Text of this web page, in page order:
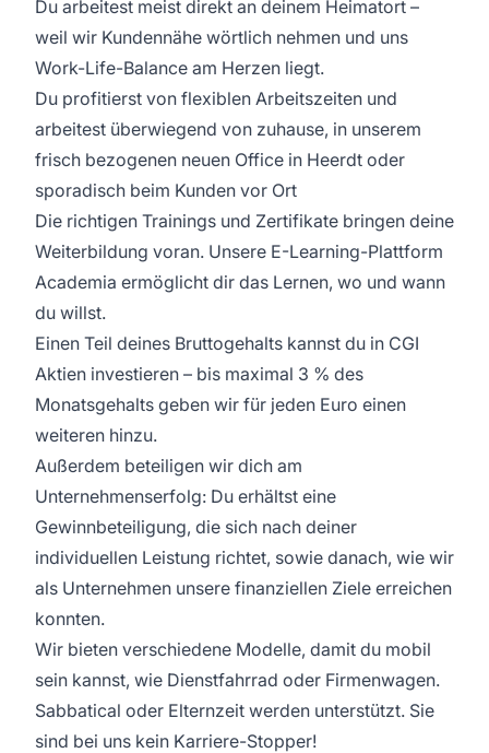
Du arbeitest meist direkt an deinem Heimatort –
weil wir Kundennähe wörtlich nehmen und uns
Work-Life-Balance am Herzen liegt.
Du profitierst von flexiblen Arbeitszeiten und
arbeitest überwiegend von zuhause, in unserem
frisch bezogenen neuen Office in Heerdt oder
sporadisch beim Kunden vor Ort
Die richtigen Trainings und Zertifikate bringen deine
Weiterbildung voran. Unsere E-Learning-Plattform
Academia ermöglicht dir das Lernen, wo und wann
du willst.
Einen Teil deines Bruttogehalts kannst du in CGI
Aktien investieren – bis maximal 3 % des
Monatsgehalts geben wir für jeden Euro einen
weiteren hinzu.
Außerdem beteiligen wir dich am
Unternehmenserfolg: Du erhältst eine
Gewinnbeteiligung, die sich nach deiner
individuellen Leistung richtet, sowie danach, wie wir
als Unternehmen unsere finanziellen Ziele erreichen
konnten.
Wir bieten verschiedene Modelle, damit du mobil
sein kannst, wie Dienstfahrrad oder Firmenwagen.
Sabbatical oder Elternzeit werden unterstützt. Sie
sind bei uns kein Karriere-Stopper!